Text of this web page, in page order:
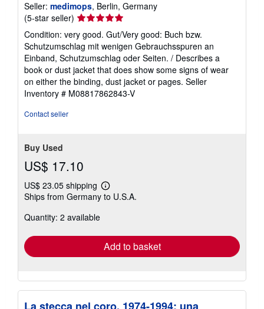
Seller: medimops, Berlin, Germany
(5-star seller) Seller
5
out
of
5
stars
Condition: very good. Gut/Very good: Buch bzw.
Schutzumschlag mit wenigen Gebrauchsspuren an
Einband, Schutzumschlag oder Seiten. / Describes a
book or dust jacket that does show some signs of wear
on either the binding, dust jacket or pages. Seller
Inventory # M08817862843-V
Contact seller
Buy Used
US$ 17.10
US$ 23.05 shipping
Learn
more
Ships from Germany to U.S.A.
Quantity: 2 available
Add to basket